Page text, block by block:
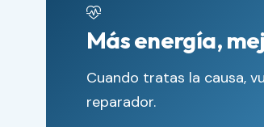
Más energía,
Cuando tratas la causa,
reparador.